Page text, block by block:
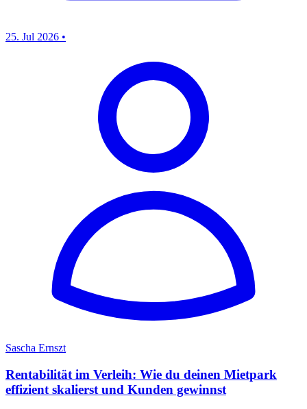
25. Jul 2026 •
Sascha Ernszt
Rentabilität im Verleih: Wie du deinen Mietpark
effizient skalierst und Kunden gewinnst